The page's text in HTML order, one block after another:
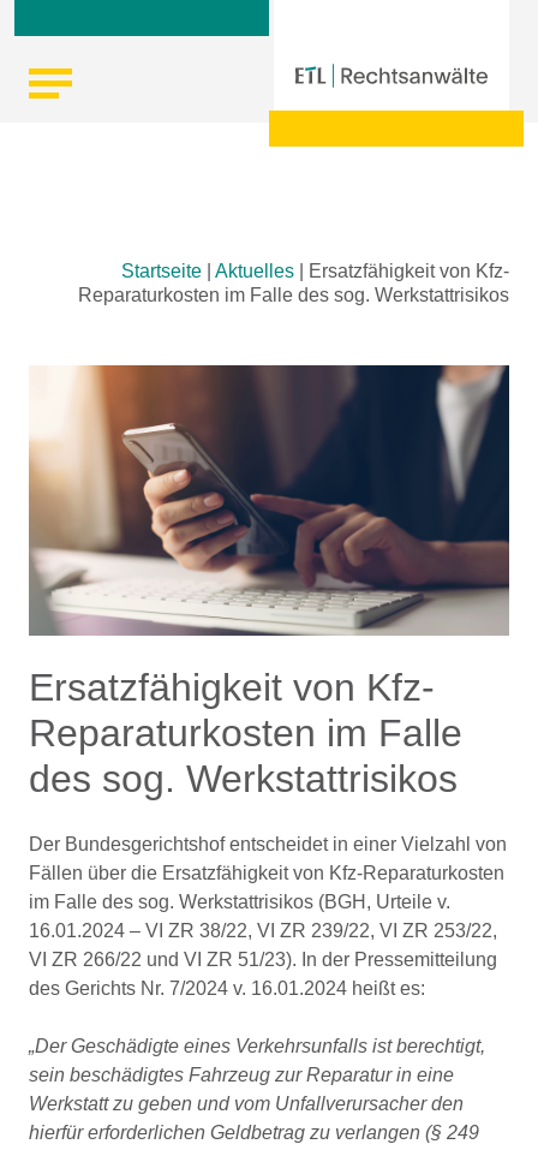
Startseite Aktuelles
Ersatzfähigkeit von Kfz-
Reparaturkosten im Falle des sog. Werkstattrisikos
Ersatzfähigkeit von Kfz-
Reparaturkosten im Falle
des sog. Werkstattrisikos
Der Bundesgerichtshof entscheidet in einer Vielzahl von
Fällen über die Ersatzfähigkeit von Kfz-Reparaturkosten
im Falle des sog. Werkstattrisikos (BGH, Urteile v.
16.01.2024 – VI ZR 38/22, VI ZR 239/22, VI ZR 253/22,
VI ZR 266/22 und VI ZR 51/23). In der Pressemitteilung
des Gerichts Nr. 7/2024 v. 16.01.2024 heißt es:
„Der Geschädigte eines Verkehrsunfalls ist berechtigt,
sein beschädigtes Fahrzeug zur Reparatur in eine
Werkstatt zu geben und vom Unfallverursacher den
hierfür erforderlichen Geldbetrag zu verlangen (§ 249